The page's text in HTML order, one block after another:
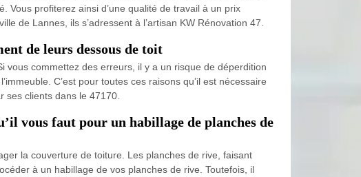
Vous profiterez ainsi d’une qualité de travail à un prix
de Lannes, ils s’adressent à l’artisan KW Rénovation 47.
de leurs dessous de toit
vous commettez des erreurs, il y a un risque de déperdition
C’est pour toutes ces raisons qu’il est nécessaire
ses clients dans le 47170.
vous faut pour un habillage de planches de
la couverture de toiture. Les planches de rive, faisant
à un habillage de vos planches de rive. Toutefois, il